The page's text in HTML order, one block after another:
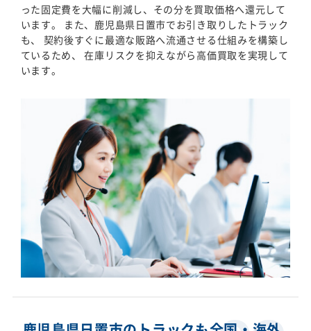
った固定費を大幅に削減し、その分を買取価格へ還元して
います。 また、鹿児島県日置市でお引き取りしたトラック
も、 契約後すぐに最適な販路へ流通させる仕組みを構築し
ているため、 在庫リスクを抑えながら高価買取を実現して
います。